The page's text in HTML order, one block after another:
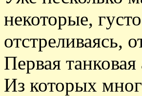
некоторые,
отстреливаясь,
Первая
Из которых